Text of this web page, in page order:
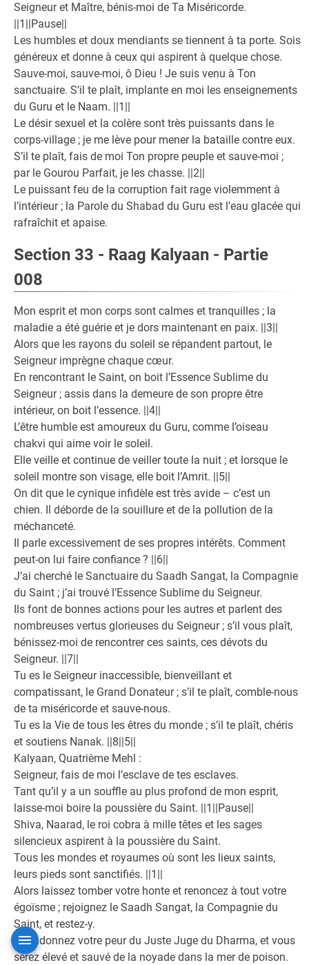
Seigneur et Maître, bénis-moi de Ta Miséricorde.
||1||Pause||
Les humbles et doux mendiants se tiennent à ta porte. Sois
généreux et donne à ceux qui aspirent à quelque chose.
Sauve-moi, sauve-moi, ô Dieu ! Je suis venu à Ton
sanctuaire. S’il te plaît, implante en moi les enseignements
du Guru et le Naam. ||1||
Le désir sexuel et la colère sont très puissants dans le
corps-village ; je me lève pour mener la bataille contre eux.
S’il te plaît, fais de moi Ton propre peuple et sauve-moi ;
par le Gourou Parfait, je les chasse. ||2||
Le puissant feu de la corruption fait rage violemment à
l’intérieur ; la Parole du Shabad du Guru est l’eau glacée qui
rafraîchit et apaise.
Section 33 - Raag Kalyaan - Partie
008
Mon esprit et mon corps sont calmes et tranquilles ; la
maladie a été guérie et je dors maintenant en paix. ||3||
Alors que les rayons du soleil se répandent partout, le
Seigneur imprègne chaque cœur.
En rencontrant le Saint, on boit l’Essence Sublime du
Seigneur ; assis dans la demeure de son propre être
intérieur, on boit l’essence. ||4||
L’être humble est amoureux du Guru, comme l’oiseau
chakvi qui aime voir le soleil.
Elle veille et continue de veiller toute la nuit ; et lorsque le
soleil montre son visage, elle boit l’Amrit. ||5||
On dit que le cynique infidèle est très avide – c’est un
chien. Il déborde de la souillure et de la pollution de la
méchanceté.
Il parle excessivement de ses propres intérêts. Comment
peut-on lui faire confiance ? ||6||
J’ai cherché le Sanctuaire du Saadh Sangat, la Compagnie
du Saint ; j’ai trouvé l’Essence Sublime du Seigneur.
Ils font de bonnes actions pour les autres et parlent des
nombreuses vertus glorieuses du Seigneur ; s’il vous plaît,
bénissez-moi de rencontrer ces saints, ces dévots du
Seigneur. ||7||
Tu es le Seigneur inaccessible, bienveillant et
compatissant, le Grand Donateur ; s’il te plaît, comble-nous
de ta miséricorde et sauve-nous.
Tu es la Vie de tous les êtres du monde ; s’il te plaît, chéris
et soutiens Nanak. ||8||5||
Kalyaan, Quatrième Mehl :
Seigneur, fais de moi l’esclave de tes esclaves.
Tant qu’il y a un souffle au plus profond de mon esprit,
laisse-moi boire la poussière du Saint. ||1||Pause||
Shiva, Naarad, le roi cobra à mille têtes et les sages
silencieux aspirent à la poussière du Saint.
Tous les mondes et royaumes où sont les lieux saints,
leurs pieds sont sanctifiés. ||1||
Alors laissez tomber votre honte et renoncez à tout votre
égoïsme ; rejoignez le Saadh Sangat, la Compagnie du
Saint, et restez-y.
Abandonnez votre peur du Juste Juge du Dharma, et vous
serez élevé et sauvé de la noyade dans la mer de poison.